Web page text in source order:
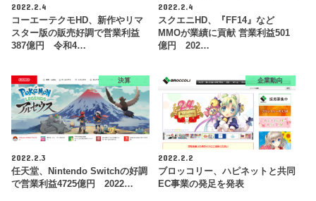
2022.2.4
コーエーテクモHD、新作やリマ
スター版の販売好調で営業利益
387億円 令和4…
2022.2.4
スクエニHD、『FF14』など
MMOが業績に貢献 営業利益501
億円 202…
決算
2022.2.3
任天堂、Nintendo Switchの好調
で営業利益4725億円 2022…
企業動向
2022.2.2
ブロッコリー、ハピネットと共同
EC事業の発足を発表